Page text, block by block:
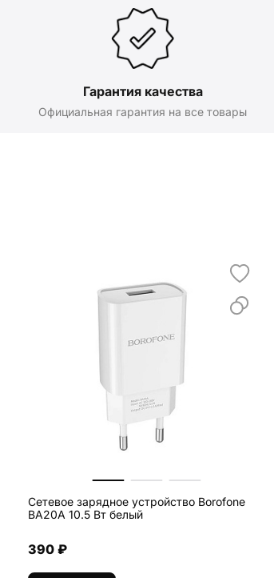
Гарантия качества
Официальная гарантия на все товары
Сетевое зарядное устройство Borofone
BA20A 10.5 Вт белый
390 ₽